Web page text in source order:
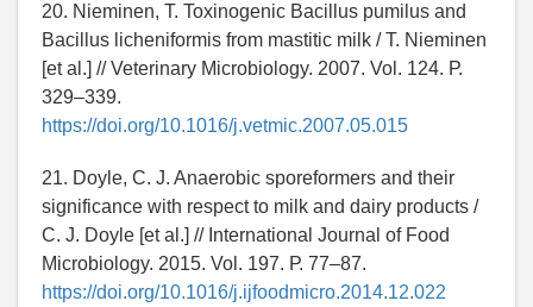
20. Nieminen, T. Toxinogenic Bacillus pumilus and
Bacillus licheniformis from mastitic milk / T. Nieminen
[et al.] // Veterinary Microbiology. 2007. Vol. 124. Р.
329–339.
https://doi.org/10.1016/j.vetmic.2007.05.015
21. Doyle, C. J. Anaerobic sporeformers and their
significance with respect to milk and dairy products /
C. J. Doyle [et al.] // International Journal of Food
Microbiology. 2015. Vol. 197. Р. 77–87.
https://doi.org/10.1016/j.ijfoodmicro.2014.12.022